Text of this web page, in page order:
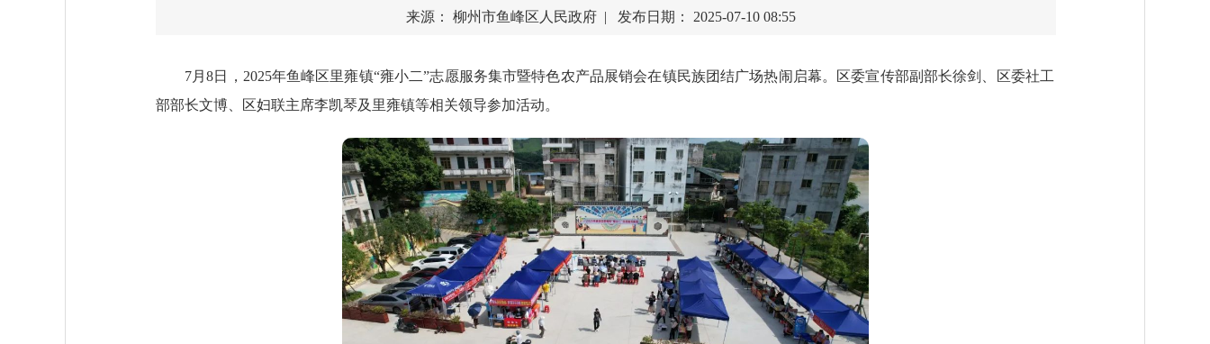
来源： 柳州市鱼峰区人民政府 | 发布日期： 2025-07-10 08:55
7月8日，2025年鱼峰区里雍镇“雍小二”志愿服务集市暨特色农产品展销会在镇民族团结广场热闹启幕。区委宣传部副部长徐剑、区委社工
部部长文博、区妇联主席李凯琴及里雍镇等相关领导参加活动。